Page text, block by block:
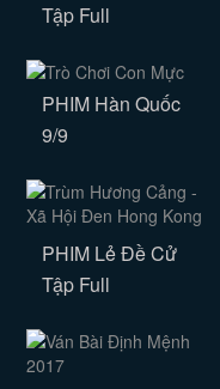
Tập Full
PHIM Hàn Quốc
9/9
PHIM Lẻ Đề Cử
Tập Full